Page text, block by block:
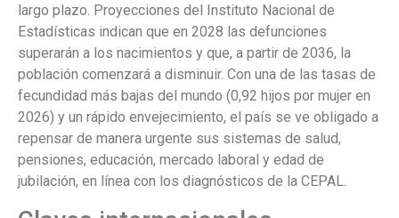
largo plazo. Proyecciones del Instituto Nacional de
Estadísticas indican que en 2028 las defunciones
superarán a los nacimientos y que, a partir de 2036, la
población comenzará a disminuir. Con una de las tasas de
fecundidad más bajas del mundo (0,92 hijos por mujer en
2026) y un rápido envejecimiento, el país se ve obligado a
repensar de manera urgente sus sistemas de salud,
pensiones, educación, mercado laboral y edad de
jubilación, en línea con los diagnósticos de la CEPAL.